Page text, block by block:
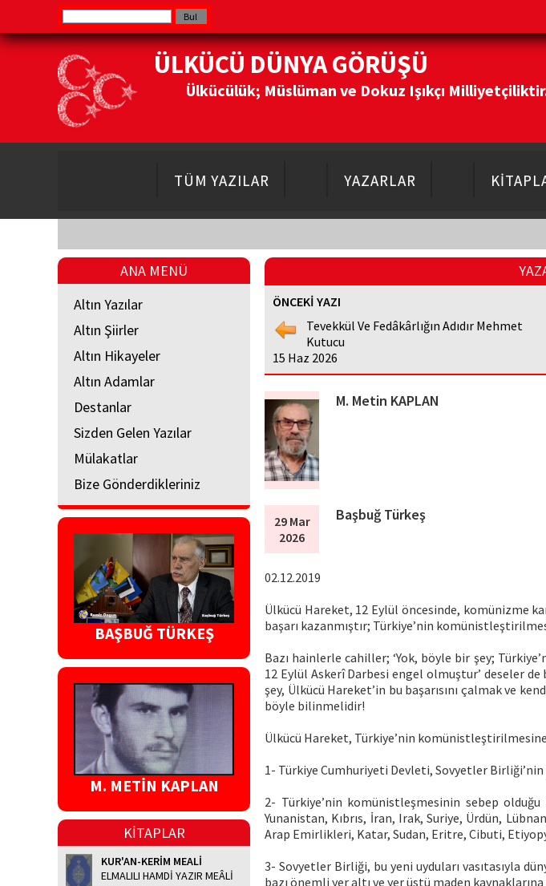
ÜLKÜCÜ DÜNYA GÖRÜŞÜ
Ülkücülük; Müslüman ve Dokuz Işıkçı
TÜM YAZILAR YAZARLAR
ANA MENÜ
Altın Yazılar
Altın Şiirler
Altın Hikayeler
Altın Adamlar
Destanlar
Sizden Gelen Yazılar
Mülakatlar
Bize Gönderdikleriniz
BAŞBUĞ TÜRKEŞ
M. METİN KAPLAN
KİTAPLAR
KUR'AN-KERİM MEALİ
ELMALILI HAMDİ YAZIR MEÂLİ
ÖNCEKİ YAZI
Tevekkül Ve Fedâkârlığın Adıdır Mehmet
Kutucu
15 Haz 2026
M. Metin KAPLAN
29 Mar
2026
Başbuğ Türkeş
02.12.2019
Ülkücü Hareket, 12 Eylül öncesinde, komünizme
başarı kazanmıştır; Türkiye’nin
Bazı hainlerle cahiller; ‘Yok, böyle bir şey;
12 Eylül Askerî Darbesi engel olmuştur’ deseler
şey, Ülkücü Hareket’in bu başarısını çalmak ve
böyle bilinmelidir!
Ülkücü Hareket, Türkiye’nin
1- Türkiye Cumhuriyeti Devleti, Sovyetler
2- Türkiye’nin komünistleşmesinin sebep
Yunanistan, Kıbrıs, İran, Irak, Suriye, Ürdün,
Arap Emirlikleri, Katar, Sudan, Eritre, Cibuti,
3- Sovyetler Birliği, bu yeni uyduları vasıtasıyla
bazı önemli yer altı ve yer üstü maden